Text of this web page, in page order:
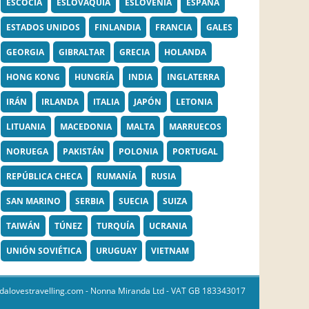
ESCOCIA ESLOVAQUIA ESLOVENIA ESPAÑA
ESTADOS UNIDOS FINLANDIA FRANCIA GALES
GEORGIA GIBRALTAR GRECIA HOLANDA
HONG KONG HUNGRÍA INDIA INGLATERRA
IRÁN IRLANDA ITALIA JAPÓN LETONIA
LITUANIA MACEDONIA MALTA MARRUECOS
NORUEGA PAKISTÁN POLONIA PORTUGAL
REPÚBLICA CHECA RUMANÍA RUSIA
SAN MARINO SERBIA SUECIA SUIZA
TAIWÁN TÚNEZ TURQUÍA UCRANIA
UNIÓN SOVIÉTICA URUGUAY VIETNAM
- Nonna Miranda Ltd - VAT GB 183343017